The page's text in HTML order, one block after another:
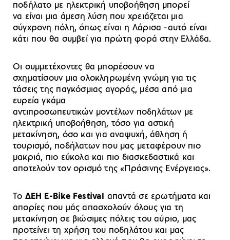
ποδήλατο με ηλεκτρική υποβοήθηση μπορεί
να είναι μια άμεση λύση που χρειάζεται μια
σύγχρονη πόλη, όπως είναι η Λάρισα -αυτό είναι
κάτι που θα συμβεί για πρώτη φορά στην Ελλάδα.
Οι συμμετέχοντες θα μπορέσουν να
σχηματίσουν μια ολοκληρωμένη γνώμη για τις
τάσεις της παγκόσμιας αγοράς, μέσα από μια
ευρεία γκάμα
αντιπροσωπευτικών μοντέλων ποδηλάτων με
ηλεκτρική υποβοήθηση, τόσο για αστική
μετακίνηση, όσο και για αναψυχή, άθληση ή
τουρισμό, ποδήλατων που μας μεταφέρουν πιο
μακριά, πιο εύκολα και πιο διασκεδαστικά και
αποτελούν τον ορισμό της «Πράσινης Ενέργειας».
Το ΔΕΗ Ε-Bike Festival απαντά σε ερωτήματα και
απορίες που μάς απασχολούν όλους για τη
μετακίνηση σε βιώσιμες πόλεις του αύριο, μας
προτείνει τη χρήση του ποδηλάτου και μας